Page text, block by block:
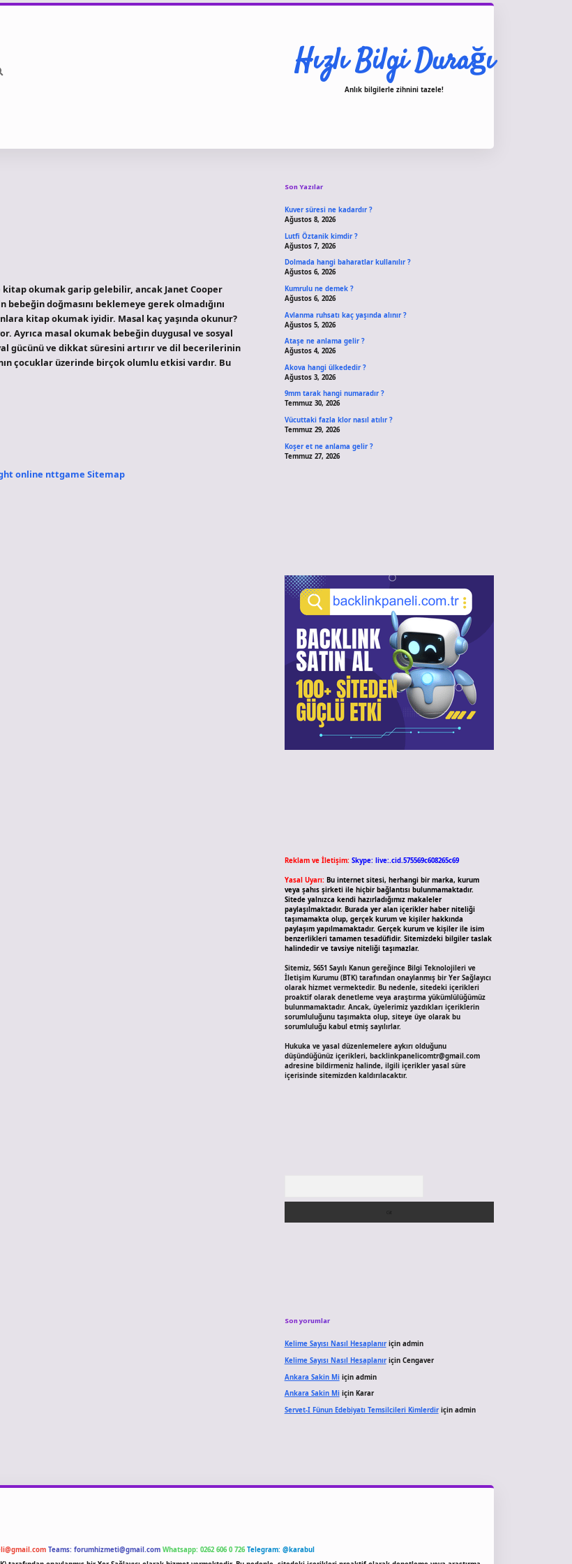
Hızlı Bilgi Durağı
Anlık bilgilerle zihnini tazele!
kitap okumak garip gelebilir, ancak Janet Cooper
doğmasını beklemeye gerek olmadığını
kitap okumak iyidir. Masal kaç yaşında okunur?
Ayrıca masal okumak bebeğin duygusal ve sosyal
gücünü ve dikkat süresini artırır ve dil becerilerinin
çocuklar üzerinde birçok olumlu etkisi vardır. Bu
online nttgame Sitemap
Son Yazılar
Kuver süresi ne kadardır ?
Ağustos 8, 2026
Lutfi Öztanik kimdir ?
Ağustos 7, 2026
Dolmada hangi baharatlar kullanılır ?
Ağustos 6, 2026
Kumrulu ne demek ?
Ağustos 6, 2026
Avlanma ruhsatı kaç yaşında alınır ?
Ağustos 5, 2026
Ataşe ne anlama gelir ?
Ağustos 4, 2026
Akova hangi ülkededir ?
Ağustos 3, 2026
9mm tarak hangi numaradır ?
Temmuz 30, 2026
Vücuttaki fazla klor nasıl atılır ?
Temmuz 29, 2026
Koşer et ne anlama gelir ?
Temmuz 27, 2026
Reklam ve İletişim: Skype: live:.cid.575569c608265c69
Yasal Uyarı: Bu internet sitesi, herhangi bir marka, kurum
veya şahıs şirketi ile hiçbir bağlantısı bulunmamaktadır.
Sitede yalnızca kendi hazırladığımız makaleler
paylaşılmaktadır. Burada yer alan içerikler haber niteliği
taşımamakta olup, gerçek kurum ve kişiler hakkında
paylaşım yapılmamaktadır. Gerçek kurum ve kişiler ile isim
benzerlikleri tamamen tesadüfidir. Sitemizdeki bilgiler taslak
halindedir ve tavsiye niteliği taşımazlar.
Sitemiz, 5651 Sayılı Kanun gereğince Bilgi Teknolojileri ve
İletişim Kurumu (BTK) tarafından onaylanmış bir Yer Sağlayıcı
olarak hizmet vermektedir. Bu nedenle, sitedeki içerikleri
proaktif olarak denetleme veya araştırma yükümlülüğümüz
bulunmamaktadır. Ancak, üyelerimiz yazdıkları içeriklerin
sorumluluğunu taşımakta olup, siteye üye olarak bu
sorumluluğu kabul etmiş sayılırlar.
Hukuka ve yasal düzenlemelere aykırı olduğunu
düşündüğünüz içerikleri, backlinkpanelicomtr@gmail.com
adresine bildirmeniz halinde, ilgili içerikler yasal süre
içerisinde sitemizden kaldırılacaktır.
Son yorumlar
Kelime Sayısı Nasıl Hesaplanıriçin admin
Kelime Sayısı Nasıl Hesaplanıriçin Cengaver
Ankara Sakin Miiçin admin
Ankara Sakin Miiçin Karar
Servet-I Fünun Edebiyatı Temsilcileri Kimlerdiriçin admin
Teams: forumhizmeti@gmail.com Whatsapp: 0262 606 0 726 Telegram: @karabul